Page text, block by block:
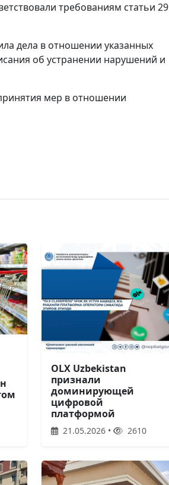
требованиям статьи 29
дела в отношении указанных
об устранении нарушений и
мер в отношении
OLX Uzbekistan
признали
доминирующей
цифровой
платформой
21.05.2026 • 2610